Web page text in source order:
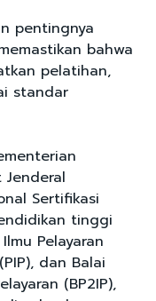
pentingnya
bahwa
pelatihan,
standar
Sertifikasi
tinggi
Pelayaran
dan Balai
(BP2IP),